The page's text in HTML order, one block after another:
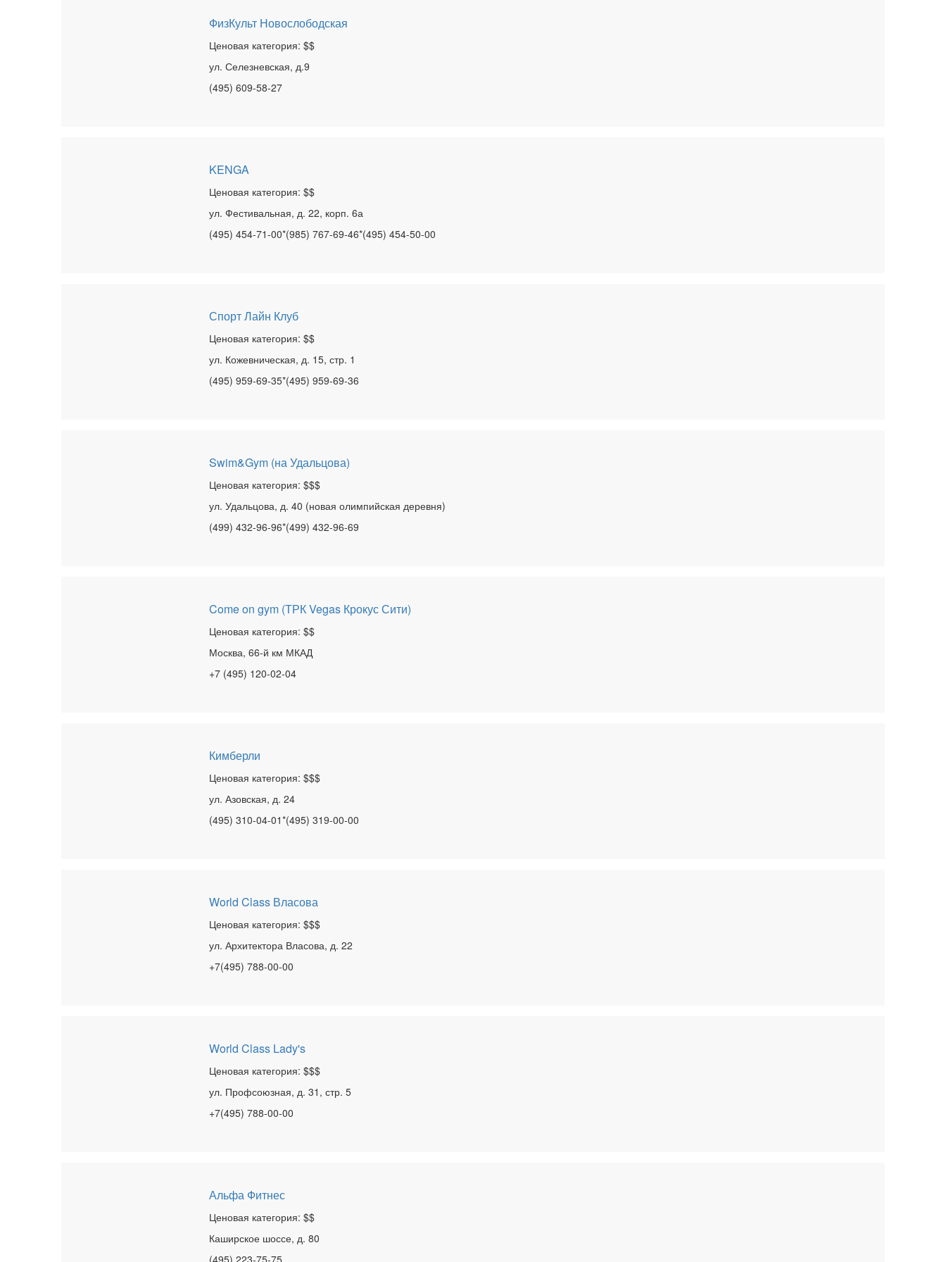
ФизКульт Новослободская
Ценовая категория: $$
ул. Селезневская, д.9
(495) 609-58-27
KENGA
Ценовая категория: $$
ул. Фестивальная, д. 22, корп. 6а
(495) 454-71-00*(985) 767-69-46*(495) 454-50-00
Спорт Лайн Клуб
Ценовая категория: $$
ул. Кожевническая, д. 15, стр. 1
(495) 959-69-35*(495) 959-69-36
Swim&Gym (на Удальцова)
Ценовая категория: $$$
ул. Удальцова, д. 40 (новая олимпийская деревня)
(499) 432-96-96*(499) 432-96-69
Come on gym (ТРК Vegas Крокус Сити)
Ценовая категория: $$
Москва, 66-й км МКАД
+7 (495) 120-02-04
Кимберли
Ценовая категория: $$$
ул. Азовская, д. 24
(495) 310-04-01*(495) 319-00-00
World Class Власова
Ценовая категория: $$$
ул. Архитектора Власова, д. 22
+7(495) 788-00-00
World Class Lady's
Ценовая категория: $$$
ул. Профсоюзная, д. 31, стр. 5
+7(495) 788-00-00
Альфа Фитнес
Ценовая категория: $$
Каширское шоссе, д. 80
(495) 223-75-75